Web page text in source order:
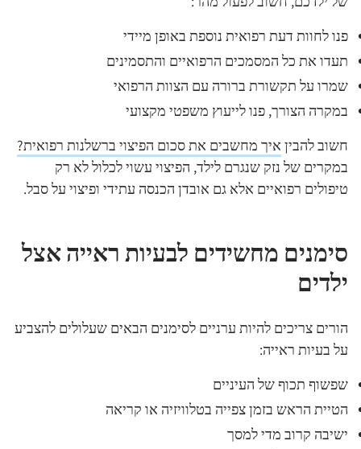
פנו לחוות דעת רפואית נוספת באופן מיידי
תעדו את כל המסמכים הרפואיים והתסמינים
שמרו על תקשורת ברורה עם הצוות הרפואי
במקרה הצורך, פנו לייעוץ משפטי מקצועי
חשוב להבין איך מחשבים את סכום הפיצוי ברשלנות רפואית?
במקרים של נזק שנגרם לילד, הפיצוי עשוי לכלול לא רק
טיפולים רפואיים אלא גם אובדן הכנסה עתידי ופיצוי על סבל.
סימנים מחשידים לבעיות ראייה אצל
ילדים
הורים צריכים להיות ערניים לסימנים הבאים שעלולים להצביע
על בעיות ראייה:
שפשוף תכוף של העיניים
הטיית הראש בזמן צפייה בטלוויזיה או קריאה
ישיבה קרוב מדי למסך